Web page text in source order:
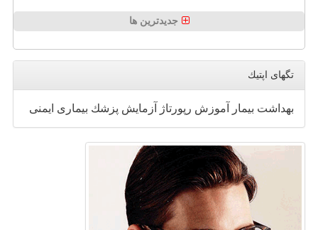
جدیدترین ها
تگهای اپتیك
بهداشت بیمار آموزش رپورتاژ آزمایش پزشك بیماری ایمنی